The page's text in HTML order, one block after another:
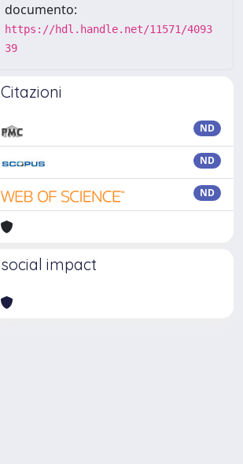
documento:
https://hdl.handle.net/11571/4093
39
Citazioni
ND
ND
ND
social impact